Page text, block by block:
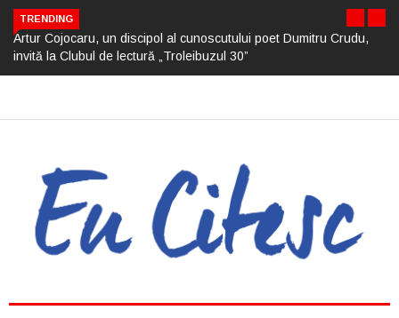
TRENDING
Artur Cojocaru, un discipol al cunoscutului poet Dumitru Crudu,
invită la Clubul de lectură „Troleibuzul 30”